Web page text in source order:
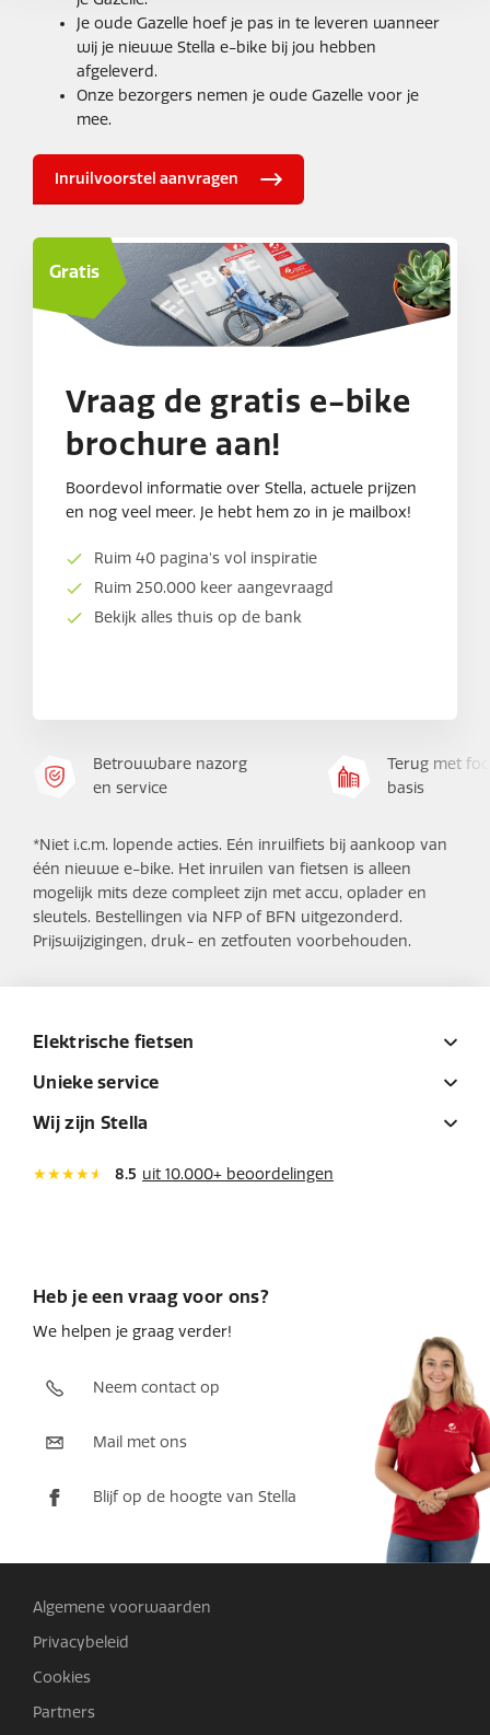
Je oude Gazelle hoef je pas in te leveren wanneer
wij je nieuwe Stella e-bike bij jou hebben
afgeleverd.
Onze bezorgers nemen je oude Gazelle voor je
mee.
Inruilvoorstel aanvragen
Vraag de gratis e-bike
brochure aan!
Boordevol informatie over Stella, actuele prijzen
en nog veel meer. Je hebt hem zo in je mailbox!
Ruim 40 pagina's vol inspiratie
Ruim 250.000 keer aangevraagd
Bekijk alles thuis op de bank
Gratis
Betrouwbare nazorg
en service
Terug met
basis
*Niet i.c.m. lopende acties. Eén inruilfiets bij aankoop van
één nieuwe e-bike. Het inruilen van fietsen is alleen
mogelijk mits deze compleet zijn met accu, oplader en
sleutels. Bestellingen via NFP of BFN uitgezonderd.
Prijswijzigingen, druk- en zetfouten voorbehouden.
Elektrische fietsen
Unieke service
Wij zijn Stella
Heb je een vraag voor ons?
We helpen je graag verder!
Neem contact op
Mail met ons
Blijf op de hoogte van Stella
8.5 uit 10.000+ beoordelingen
Algemene voorwaarden
Privacybeleid
Cookies
Partners